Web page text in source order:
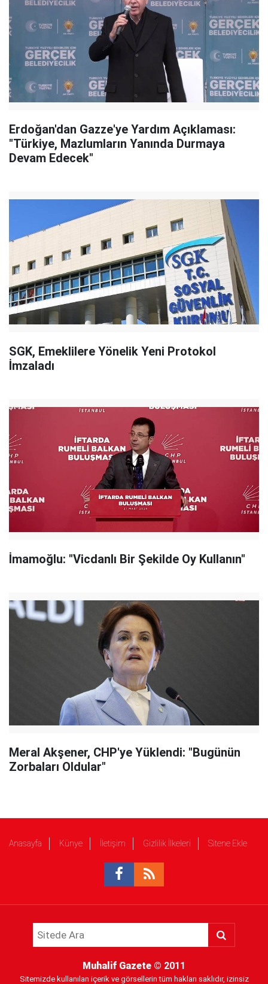
Erdoğan'dan Gazze'ye Yardım Açıklaması:
"Türkiye, Mazlumların Yanında Durmaya
Devam Edecek"
SGK, Emeklilere Yönelik Yeni Protokol
İmzaladı
İmamoğlu: "Vicdanlı Bir Şekilde Oy Kullanın"
Meral Akşener, CHP'ye Yüklendi: "Bugünün
Zorbaları Oldular"
Anasayfa Künye İletişim Gizlilik İlkeleri Sitene Ekle
Muhalif Gazete © 2011
Sitemizde kullanılan içerik ve görsellerin tüm hakları saklıdır, izinsiz